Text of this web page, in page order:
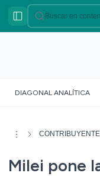
VÉRTICES
VÉRTICES
VÉRTICES SUR
DOSSIER
DIAGONAL ANALÍTICA
Milei pone